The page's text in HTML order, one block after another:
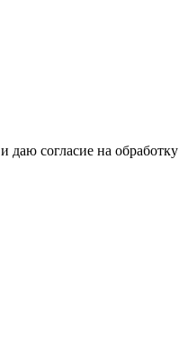
и даю согласие на обработку